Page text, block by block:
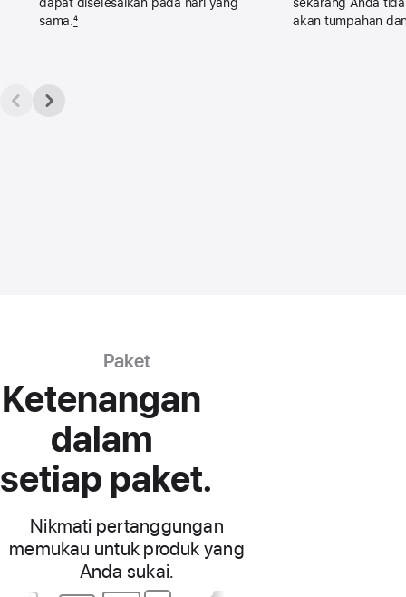
sama.4
akan tumpahan
Paket
Ketenangan
dalam
setiap paket.
Nikmati pertanggungan
memukau untuk produk yang
Anda sukai.